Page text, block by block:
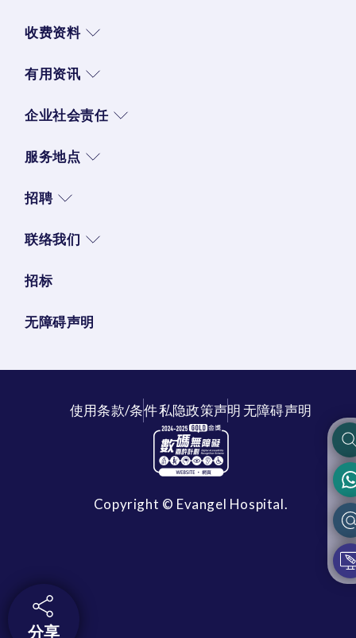
收费资料
有用资讯
企业社会责任
服务地点
招聘
联络我们
招标
无障碍声明
使用条款/条件私隐政策声明无障碍声明
Copyright © Evangel Hospital.
分享